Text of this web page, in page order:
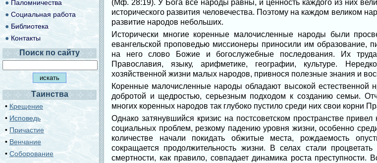
(Мф. 28:19). У Бога все народы равны, и ценность каждого из них
исторического развития человечества. Поэтому на каждом великом
развитие народов небольших.
Исторически многие коренные малочисленные народы были
евангельской проповедью миссионеры приносили им образование,
на него слово Божие и богослужебные последования. Их
Православия, языку, арифметике, географии, культуре.
хозяйственной жизни малых народов, привнося полезные знания и
Коренные малочисленные народы обладают высокой естественной
добротой и щедростью, серьезным подходом к созданию семьи.
многих коренных народов так глубоко пустило среди них свои корни
Однако затянувшийся кризис на постсоветском пространстве
социальных проблем, резкому падению уровня жизни, особенно
количестве начали покидать обжитые места, рождаемость
сокращается продолжительность жизни. В селах стали
смертности, как правило, совпадает динамика роста
● Паломничества
●Социальная работа
● Библиотека
● Контакты
Поиск по сайту
Таинства
• Крещение
• Исповедь
• Причастие
• Венчание
• Соборование